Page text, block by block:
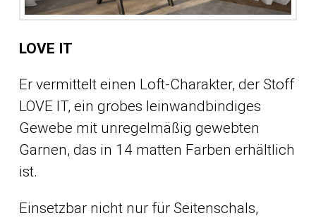
LOVE IT
Er vermittelt einen Loft-Charakter, der Stoff
LOVE IT, ein grobes leinwandbindiges
Gewebe mit unregelmäßig gewebten
Garnen, das in 14 matten Farben erhältlich
ist.
Einsetzbar nicht nur für Seitenschals,